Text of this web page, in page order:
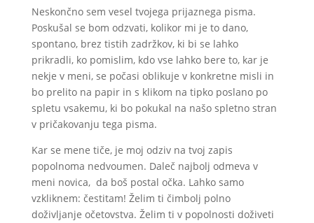
Neskončno sem vesel tvojega prijaznega pisma.
Poskušal se bom odzvati, kolikor mi je to dano,
spontano, brez tistih zadržkov, ki bi se lahko
prikradli, ko pomislim, kdo vse lahko bere to, kar je
nekje v meni, se počasi oblikuje v konkretne misli in
bo prelito na papir in s klikom na tipko poslano po
spletu vsakemu, ki bo pokukal na našo spletno stran
v pričakovanju tega pisma.
Kar se mene tiče, je moj odziv na tvoj zapis
popolnoma nedvoumen. Daleč najbolj odmeva v
meni novica, da boš postal očka. Lahko samo
vzkliknem: čestitam! Želim ti čimbolj polno
doživljanje očetovstva. Želim ti v popolnosti doživeti